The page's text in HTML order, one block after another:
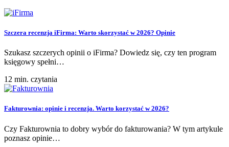
Szczera recenzja iFirma: Warto skorzystać w 2026? Opinie
Szukasz szczerych opinii o iFirma? Dowiedz się, czy ten program
księgowy spełni…
12 min. czytania
Fakturownia: opinie i recenzja. Warto korzystać w 2026?
Czy Fakturownia to dobry wybór do fakturowania? W tym artykule
poznasz opinie…